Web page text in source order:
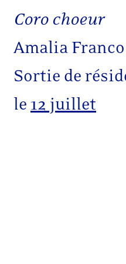
Coro choeur
Amalia Franco
Sortie de
le 12 juillet